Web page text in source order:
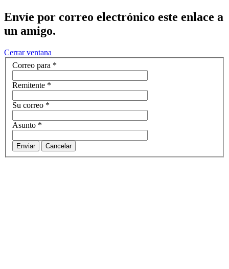
Envíe por correo electrónico este enlace a
un amigo.
Cerrar ventana
Correo para *
Remitente *
Su correo *
Asunto *
Enviar Cancelar